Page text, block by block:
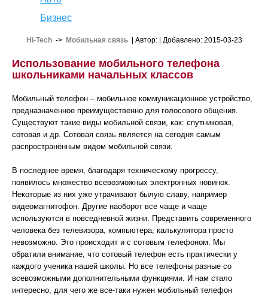
Бизнес
Hi-Tech-> Мобильная связь| Автор: | Добавлено: 2015-03-23
Использование мобильного телефона
школьниками начальных классов
Мобильный телефон – мобильное коммуникационное устройство,
предназначенное преимущественно для голосового общения.
Существуют такие виды мобильной связи, как: спутниковая,
сотовая и др. Сотовая связь является на сегодня самым
распространённым видом мобильной связи.
В последнее время, благодаря техническому прогрессу,
появилось множество всевозможных электронных новинок.
Некоторые из них уже утрачивают былую славу, например
видеомагнитофон. Другие наоборот все чаще и чаще
используются в повседневной жизни. Представить современного
человека без телевизора, компьютера, калькулятора просто
невозможно. Это происходит и с сотовым телефоном. Мы
обратили внимание, что сотовый телефон есть практически у
каждого ученика нашей школы. Но все телефоны разные со
всевозможными дополнительными функциями. И нам стало
интересно, для чего же все-таки нужен мобильный телефон